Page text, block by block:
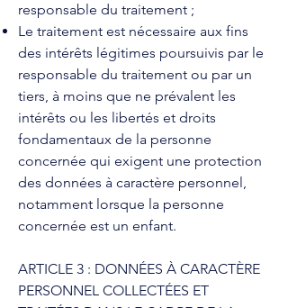
responsable du traitement ;
Le traitement est nécessaire aux fins
des intérêts légitimes poursuivis par le
responsable du traitement ou par un
tiers, à moins que ne prévalent les
intérêts ou les libertés et droits
fondamentaux de la personne
concernée qui exigent une protection
des données à caractère personnel,
notamment lorsque la personne
concernée est un enfant.
ARTICLE 3 : DONNÉES À CARACTÈRE
PERSONNEL COLLECTÉES ET